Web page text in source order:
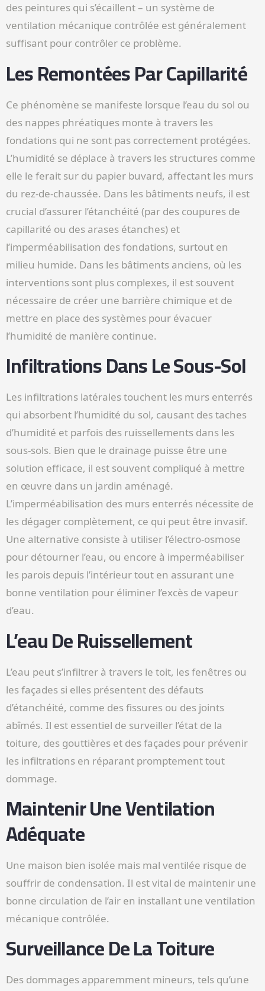
des peintures qui s’écaillent – un système de
ventilation mécanique contrôlée est généralement
suffisant pour contrôler ce problème.
Les Remontées Par Capillarité
Ce phénomène se manifeste lorsque l’eau du sol ou
des nappes phréatiques monte à travers les
fondations qui ne sont pas correctement protégées.
L’humidité se déplace à travers les structures comme
elle le ferait sur du papier buvard, affectant les murs
du rez-de-chaussée. Dans les bâtiments neufs, il est
crucial d’assurer l’étanchéité (par des coupures de
capillarité ou des arases étanches) et
l’imperméabilisation des fondations, surtout en
milieu humide. Dans les bâtiments anciens, où les
interventions sont plus complexes, il est souvent
nécessaire de créer une barrière chimique et de
mettre en place des systèmes pour évacuer
l’humidité de manière continue.
Infiltrations Dans Le Sous-Sol
Les infiltrations latérales touchent les murs enterrés
qui absorbent l’humidité du sol, causant des taches
d’humidité et parfois des ruissellements dans les
sous-sols. Bien que le drainage puisse être une
solution efficace, il est souvent compliqué à mettre
en œuvre dans un jardin aménagé.
L’imperméabilisation des murs enterrés nécessite de
les dégager complètement, ce qui peut être invasif.
Une alternative consiste à utiliser l’électro-osmose
pour détourner l’eau, ou encore à imperméabiliser
les parois depuis l’intérieur tout en assurant une
bonne ventilation pour éliminer l’excès de vapeur
d’eau.
L’eau De Ruissellement
L’eau peut s’infiltrer à travers le toit, les fenêtres ou
les façades si elles présentent des défauts
d’étanchéité, comme des fissures ou des joints
abîmés. Il est essentiel de surveiller l’état de la
toiture, des gouttières et des façades pour prévenir
les infiltrations en réparant promptement tout
dommage.
Maintenir Une Ventilation
Adéquate
Une maison bien isolée mais mal ventilée risque de
souffrir de condensation. Il est vital de maintenir une
bonne circulation de l’air en installant une ventilation
mécanique contrôlée.
Surveillance De La Toiture
Des dommages apparemment mineurs, tels qu’une